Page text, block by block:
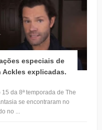
especiais de
Ackles explicadas.
da 8ª temporada de The
se encontraram no
no ...